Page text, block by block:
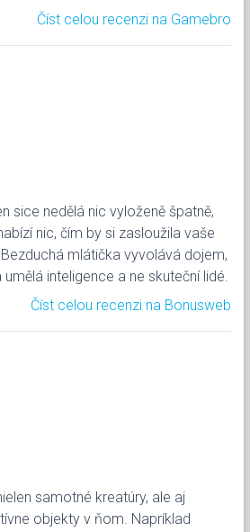
Číst celou recenzi na Gamebro
sice nedělá nic vyloženě špatně,
nic, čím by si zasloužila vaše
mlátička vyvolává dojem,
inteligence a ne skuteční lidé.
Číst celou recenzi na Bonusweb
samotné kreatúry, ale aj
objekty v ňom. Napríklad